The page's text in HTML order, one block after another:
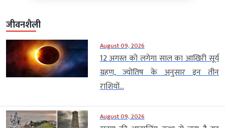
जीवनशैली
August 09, 2026
12 अगस्त को लगेगा साल का आखिरी सूर्य
ग्रहण, ज्योतिष के अनुसार इन तीन
राशियों...
August 09, 2026